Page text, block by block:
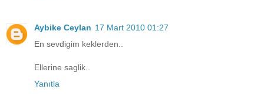
Aybike Ceylan 17 Mart 2010 01:27
En sevdigim keklerden..
Ellerine saglik..
Yanıtla